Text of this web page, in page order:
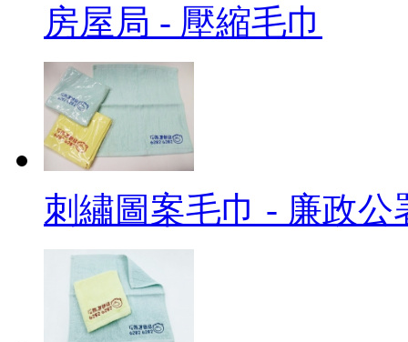
房屋局 - 壓縮毛巾
刺繡圖案毛巾 - 廉政公